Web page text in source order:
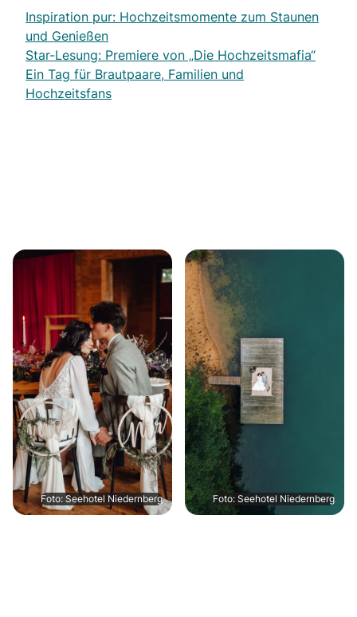
Inspiration pur: Hochzeitsmomente zum Staunen
und Genießen
Star-Lesung: Premiere von „Die Hochzeitsmafia“
Ein Tag für Brautpaare, Familien und
Hochzeitsfans
Foto: Seehotel Niedernberg Foto: Seehotel Niedernberg